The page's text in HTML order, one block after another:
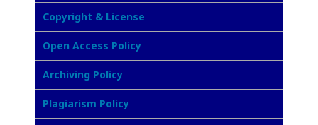
Copyright & License
Open Access Policy
Archiving Policy
Plagiarism Policy